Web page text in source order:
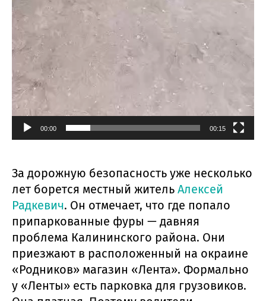
00:00 00:15
За дорожную безопасность уже несколько
лет борется местный житель Алексей
Радкевич. Он отмечает, что где попало
припаркованные фуры — давняя
проблема Калининского района. Они
приезжают в расположенный на окраине
«Родников» магазин «Лента». Формально
у «Ленты» есть парковка для грузовиков.